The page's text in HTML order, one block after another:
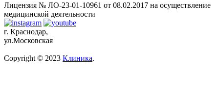
Лицензия № ЛО-23-01-10961 от 08.02.2017 на осуществление
медицинской деятельности
г. Краснодар,
ул.Московская
Copyright © 2023 Клиника.